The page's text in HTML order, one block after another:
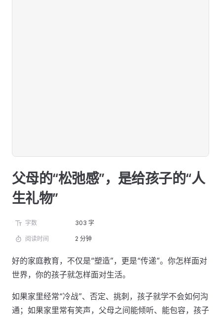
父母的“松弛感”，是给孩子的“人
生礼物”
字数 303 字
阅读时间 2 分钟
好的家庭教育，不仅是“塑造”，更是“传递”。你怎样面对
世界，你的孩子就怎样面对生活。
如果家里经常“冷战”、否定、挑刺，孩子就学不会如何沟
通；如果家里常有笑声，父母之间能倾听、能包容，孩子